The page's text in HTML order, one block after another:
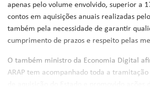
apenas pelo volume envolvido, superior a
contos em aquisições anuais realizadas
também pela necessidade de garantir
cumprimento de prazos e respeito pelas
O também ministro da Economia Digital
ARAP tem acompanhado toda a tramitação